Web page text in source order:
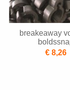
breakeaway
€ 8,26